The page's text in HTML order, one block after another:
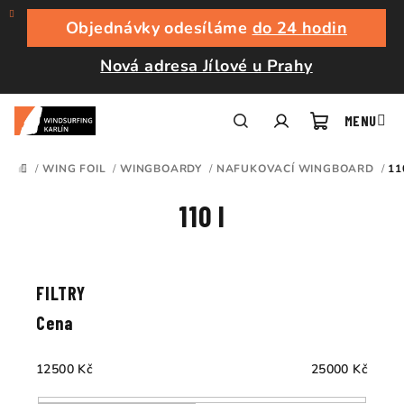
Přejít
obsah
Objednávky odesíláme do 24 hodin
Nová adresa Jílové u Prahy
DOMŮ
/ WING FOIL / WINGBOARDY / NAFUKOVACÍ WINGBOARD /
110 l
Ř
Cena
12500 Kč 25000 Kč